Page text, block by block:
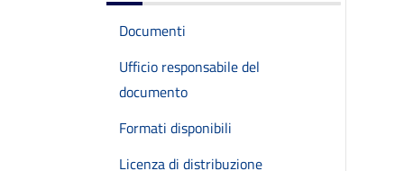
Documenti
Ufficio responsabile del
documento
Formati disponibili
Licenza di distribuzione